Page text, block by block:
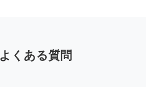
よくある質問